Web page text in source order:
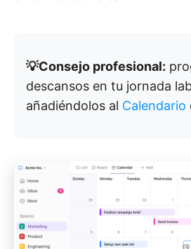
💡Consejo profesional:
descansos en tu jornada
añadiéndolos al Calendario